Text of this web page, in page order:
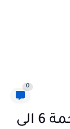
0
أفضل تطبيق لتحويل نجمة 6 الى